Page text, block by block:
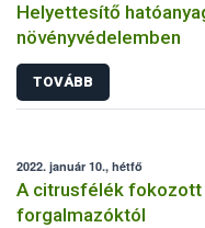
Helyettesítő
növényvédelemben
TOVÁBB
2022. január 10., hétfő
A citrusfélék fokozott
forgalmazóktól